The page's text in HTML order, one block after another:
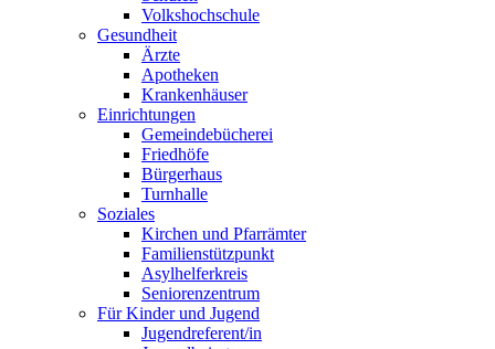
Volkshochschule
Gesundheit
Ärzte
Apotheken
Krankenhäuser
Einrichtungen
Gemeindebücherei
Friedhöfe
Bürgerhaus
Turnhalle
Soziales
Kirchen und Pfarrämter
Familienstützpunkt
Asylhelferkreis
Seniorenzentrum
Für Kinder und Jugend
Jugendreferent/in